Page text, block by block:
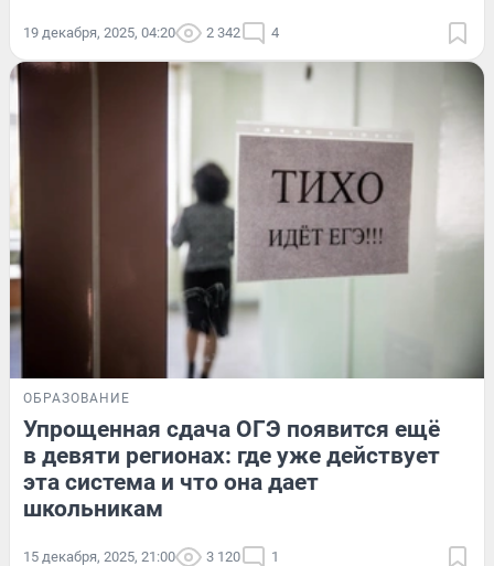
19 декабря, 2025, 04:20 2 342 4
ОБРАЗОВАНИЕ
Упрощенная сдача ОГЭ появится ещё
в девяти регионах: где уже действует
эта система и что она дает
школьникам
15 декабря, 2025, 21:00 3 120 1